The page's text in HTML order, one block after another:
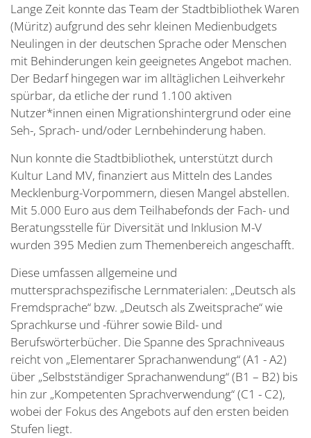
Lange Zeit konnte das Team der Stadtbibliothek Waren
(Müritz) aufgrund des sehr kleinen Medienbudgets
Neulingen in der deutschen Sprache oder Menschen
mit Behinderungen kein geeignetes Angebot machen.
Der Bedarf hingegen war im alltäglichen Leihverkehr
spürbar, da etliche der rund 1.100 aktiven
Nutzer*innen einen Migrationshintergrund oder eine
Seh-, Sprach- und/oder Lernbehinderung haben.
Nun konnte die Stadtbibliothek, unterstützt durch
Kultur Land MV, finanziert aus Mitteln des Landes
Mecklenburg-Vorpommern, diesen Mangel abstellen.
Mit 5.000 Euro aus dem Teilhabefonds der Fach- und
Beratungsstelle für Diversität und Inklusion M-V
wurden 395 Medien zum Themenbereich angeschafft.
Diese umfassen allgemeine und
muttersprachspezifische Lernmaterialen: „Deutsch als
Fremdsprache“ bzw. „Deutsch als Zweitsprache“ wie
Sprachkurse und -führer sowie Bild- und
Berufswörterbücher. Die Spanne des Sprachniveaus
reicht von „Elementarer Sprachanwendung“ (A1 - A2)
über „Selbstständiger Sprachanwendung“ (B1 – B2) bis
hin zur „Kompetenten Sprachverwendung“ (C1 - C2),
wobei der Fokus des Angebots auf den ersten beiden
Stufen liegt.